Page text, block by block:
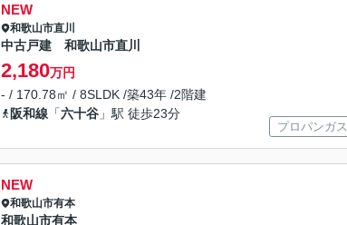
NEW
和歌山市直川
中古戸建 和歌山市直川
2,180万円
- / 170.78㎡ / 8SLDK /築43年 /2階建
阪和線 「六十谷 」駅 徒歩23分
プロパンガス
NEW
和歌山市有本
和歌山市有本